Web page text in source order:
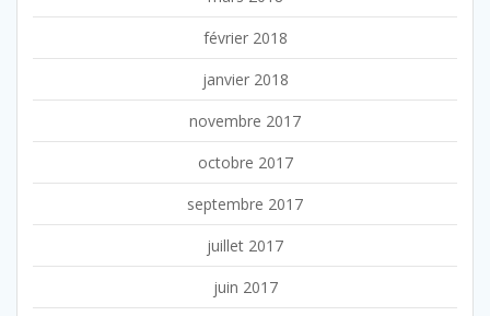
février 2018
janvier 2018
novembre 2017
octobre 2017
septembre 2017
juillet 2017
juin 2017